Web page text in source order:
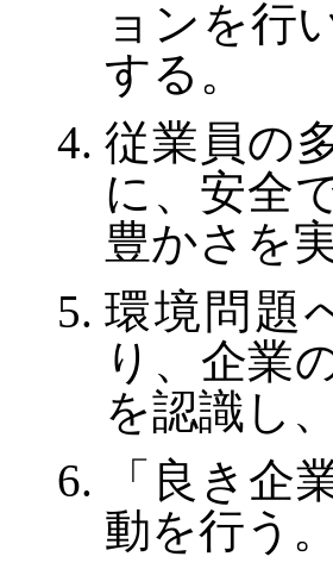
ョンを行
する。
従業員の
に、安全
豊かさを
環境問題
り、企業
を認識し
「良き企
動を行う。